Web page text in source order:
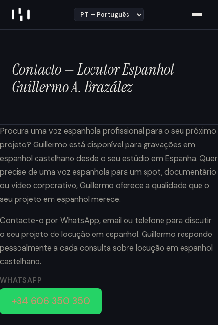
Skip to content
Contacto — Locutor Espanhol
Guillermo A. Brazález
Procura uma voz espanhola profissional para o seu próximo
projeto? Guillermo está disponível para gravações em
espanhol castelhano desde o seu estúdio em Espanha. Quer
precise de uma voz espanhola para um spot, documentário
ou vídeo corporativo, Guillermo oferece a qualidade que o
seu projeto em espanhol merece.
Contacte-o por WhatsApp, email ou telefone para discutir
o seu projeto de locução em espanhol. Guillermo responde
pessoalmente a cada consulta sobre locução em espanhol
castelhano.
WHATSAPP
+34 606 350 350